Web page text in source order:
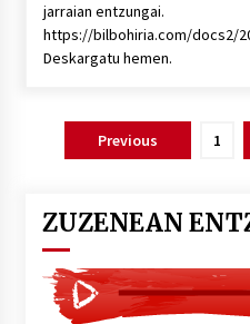
jarraian entzungai.
https://bilbohiria.com/docs2/
Deskargatu hemen.
Previous 1
ZUZENEAN